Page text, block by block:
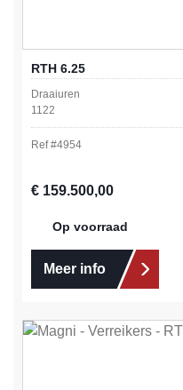
RTH 6.25
Draaiuren
1122
Ref #4954
Normale prijs:
€ 159.500,00
Op voorraad
Meer info